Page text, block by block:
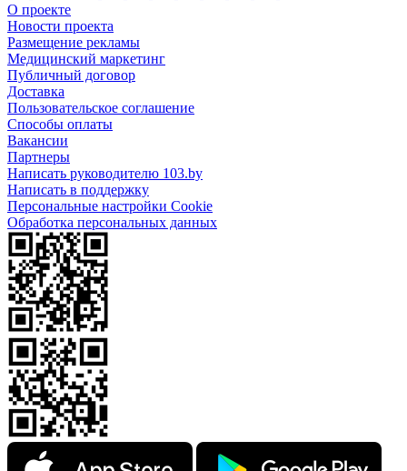
О проекте
Новости проекта
Размещение рекламы
Медицинский маркетинг
Публичный договор
Доставка
Пользовательское соглашение
Способы оплаты
Вакансии
Партнеры
Написать руководителю 103.by
Написать в поддержку
Персональные настройки Cookie
Обработка персональных данных